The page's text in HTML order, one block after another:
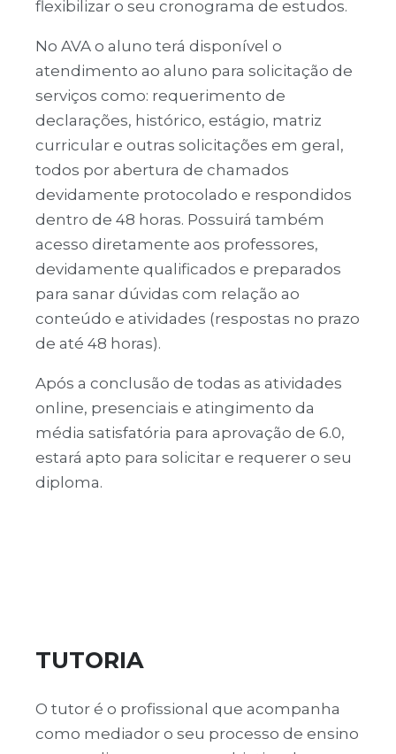
flexibilizar o seu cronograma de estudos.
No AVA o aluno terá disponível o
atendimento ao aluno para solicitação de
serviços como: requerimento de
declarações, histórico, estágio, matriz
curricular e outras solicitações em geral,
todos por abertura de chamados
devidamente protocolado e respondidos
dentro de 48 horas. Possuirá também
acesso diretamente aos professores,
devidamente qualificados e preparados
para sanar dúvidas com relação ao
conteúdo e atividades (respostas no prazo
de até 48 horas).
Após a conclusão de todas as atividades
online, presenciais e atingimento da
média satisfatória para aprovação de 6.0,
estará apto para solicitar e requerer o seu
diploma.
TUTORIA
O tutor é o profissional que acompanha
como mediador o seu processo de ensino